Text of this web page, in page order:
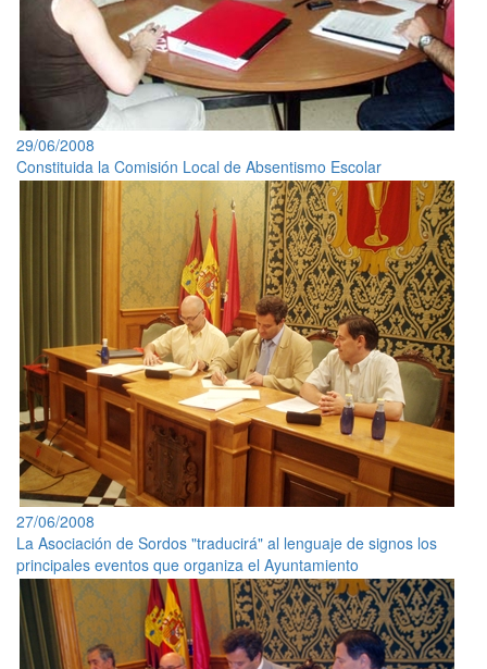
29/06/2008
Constituida la Comisión Local de Absentismo Escolar
27/06/2008
La Asociación de Sordos "traducirá" al lenguaje de signos los
principales eventos que organiza el Ayuntamiento